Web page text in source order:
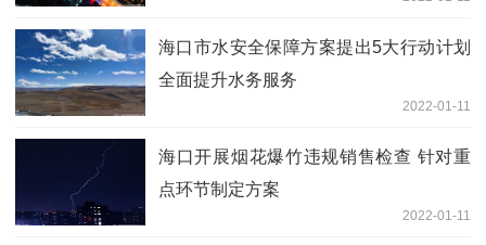
海口市水安全保障方案提出5大行动计划
全面提升水务服务
2022-01-11
海口开展烟花爆竹违规销售检查 针对重
点环节制定方案
2022-01-11